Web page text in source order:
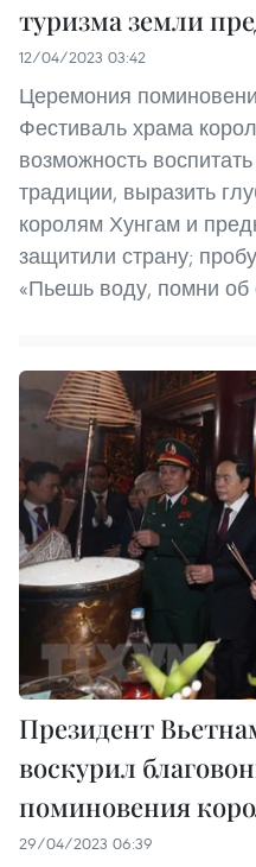
туризма земли
12/04/2023 03:42
Церемония
Фестиваль храма
возможность
традиции, выразить
королям Хунгам и
защитили страну;
«Пьешь воду, помни об
Президент
воскурил
поминовения
29/04/2023 06:39